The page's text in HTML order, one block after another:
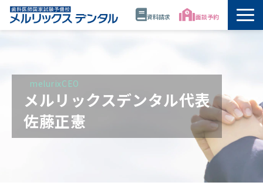
資料請求 面談予約
公開講座・模試・セミナー
年間スケジュール
melurixCEO
メルリックスデンタル代表
佐藤正憲